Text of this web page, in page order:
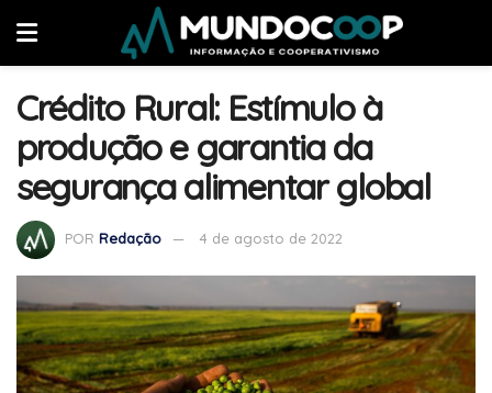
Crédito Rural: Estímulo à
produção e garantia da
segurança alimentar global
POR Redação 4 de agosto de 2022